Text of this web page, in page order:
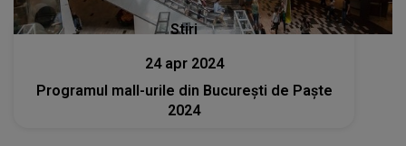
Stiri
24 apr 2024
Programul mall-urile din București de Paște
2024